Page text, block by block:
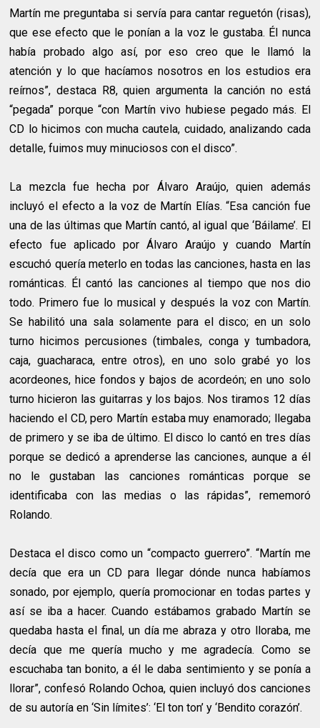
Martín me preguntaba si servía para cantar reguetón (risas),
que ese efecto que le ponían a la voz le gustaba. Él nunca
había probado algo así, por eso creo que le llamó la
atención y lo que hacíamos nosotros en los estudios era
reírnos”, destaca R8, quien argumenta la canción no está
“pegada” porque “con Martín vivo hubiese pegado más. El
CD lo hicimos con mucha cautela, cuidado, analizando cada
detalle, fuimos muy minuciosos con el disco”.
La mezcla fue hecha por Álvaro Araújo, quien además
incluyó el efecto a la voz de Martín Elías. “Esa canción fue
una de las últimas que Martín cantó, al igual que ‘Báilame’. El
efecto fue aplicado por Álvaro Araújo y cuando Martín
escuchó quería meterlo en todas las canciones, hasta en las
románticas. Él cantó las canciones al tiempo que nos dio
todo. Primero fue lo musical y después la voz con Martín.
Se habilitó una sala solamente para el disco; en un solo
turno hicimos percusiones (timbales, conga y tumbadora,
caja, guacharaca, entre otros), en uno solo grabé yo los
acordeones, hice fondos y bajos de acordeón; en uno solo
turno hicieron las guitarras y los bajos. Nos tiramos 12 días
haciendo el CD, pero Martín estaba muy enamorado; llegaba
de primero y se iba de último. El disco lo cantó en tres días
porque se dedicó a aprenderse las canciones, aunque a él
no le gustaban las canciones románticas porque se
identificaba con las medias o las rápidas”, rememoró
Rolando.
Destaca el disco como un “compacto guerrero”. “Martín me
decía que era un CD para llegar dónde nunca habíamos
sonado, por ejemplo, quería promocionar en todas partes y
así se iba a hacer. Cuando estábamos grabado Martín se
quedaba hasta el final, un día me abraza y otro lloraba, me
decía que me quería mucho y me agradecía. Como se
escuchaba tan bonito, a él le daba sentimiento y se ponía a
llorar”, confesó Rolando Ochoa, quien incluyó dos canciones
de su autoría en ‘Sin límites’: ‘El ton ton’ y ‘Bendito corazón’.